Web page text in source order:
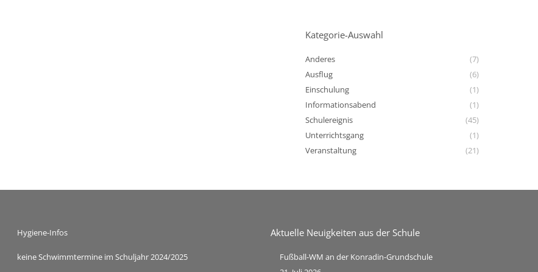
Kategorie-Auswahl
Anderes
(7)
Ausflug
(6)
Einschulung
(1)
Informationsabend
(1)
Schulereignis
(45)
Unterrichtsgang
(1)
Veranstaltung
(21)
Hygiene-Infos
keine Schwimmtermine im Schuljahr 2024/2025
Aktuelle Neuigkeiten aus der Schule
Fußball-WM an der Konradin-Grundschule